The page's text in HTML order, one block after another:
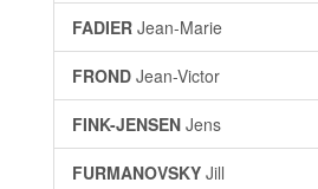
FADIER Jean-Marie
FROND Jean-Victor
FINK-JENSEN Jens
FURMANOVSKY Jill